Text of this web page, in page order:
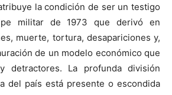
la condición de ser un testigo
militar de 1973 que derivó en
muerte, tortura, desapariciones y,
de un modelo económico que
detractores. La profunda división
del país está presente o escondida